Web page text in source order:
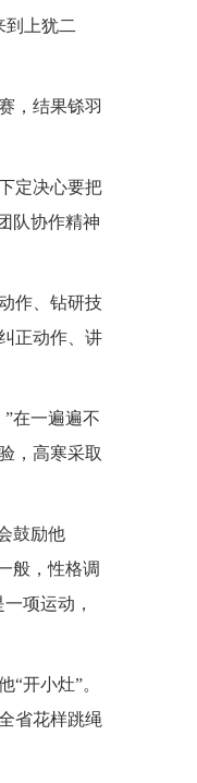
到上犹二
，结果铩羽
定决心要把
队协作精神
作、钻研技
正动作、讲
在一遍遍不
，高寒采取
鼓励他
般，性格调
项运动，
开小灶”。
省花样跳绳